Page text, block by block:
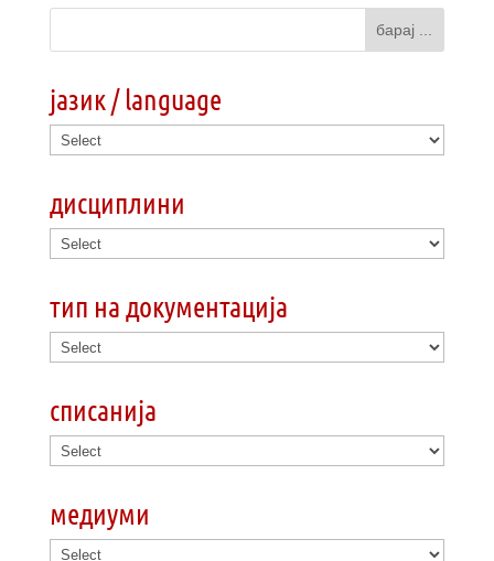
јазик / language
дисциплини
тип на документација
списанија
медиуми